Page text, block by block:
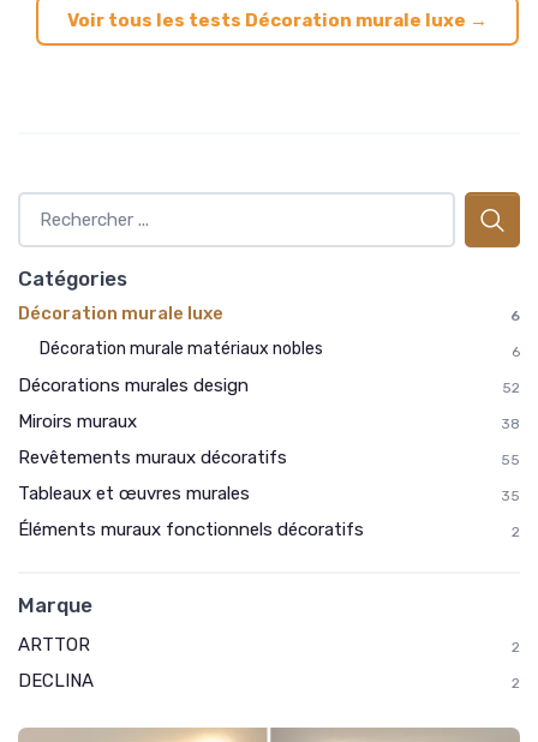
Voir tous les tests Décoration murale luxe →
Catégories
Décoration murale luxe 6
Décoration murale matériaux nobles 6
Décorations murales design 52
Miroirs muraux 38
Revêtements muraux décoratifs 55
Tableaux et œuvres murales 35
Éléments muraux fonctionnels décoratifs 2
Marque
ARTTOR 2
DECLINA 2